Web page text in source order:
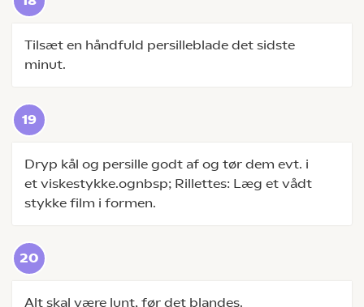
Tilsæt en håndfuld persilleblade det sidste
minut.
Dryp kål og persille godt af og tør dem evt. i
et viskestykke.ognbsp; Rillettes: Læg et vådt
stykke film i formen.
Alt skal være lunt, før det blandes.